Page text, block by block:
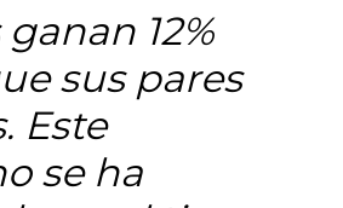
12%
sus pares
Este
se ha